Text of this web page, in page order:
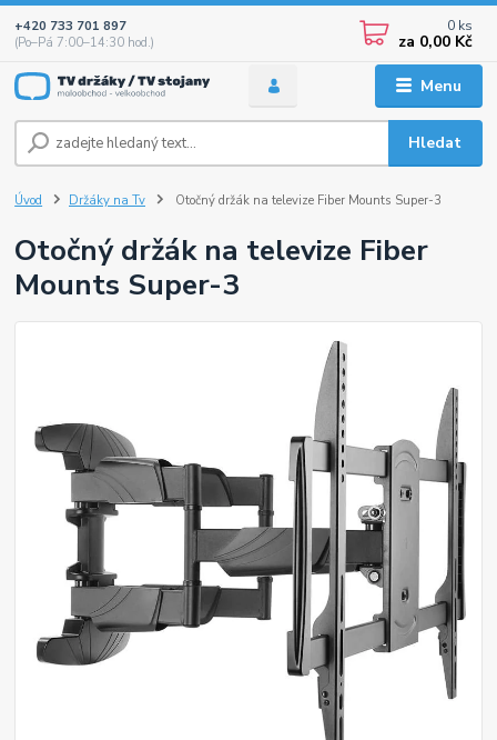
Menu
Hledat
+420 733 701 897
(Po–Pá 7:00–14:30 hod.)
0 ks
za 0,00 Kč
Úvod Držáky na Tv Otočný držák na televize Fiber Mounts Super-3
Otočný držák na televize Fiber
Mounts Super-3